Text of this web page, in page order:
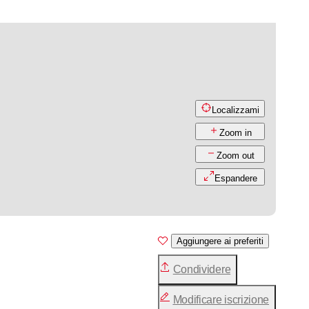
Localizzami
Zoom in
Zoom out
Espandere
Aggiungere ai preferiti
Condividere
Modificare iscrizione